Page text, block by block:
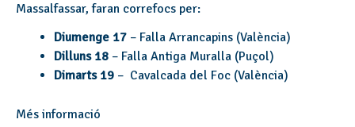
Massalfassar, faran correfocs per:
Diumenge 17 – Falla Arrancapins (València)
Dilluns 18 – Falla Antiga Muralla (Puçol)
Dimarts 19 – Cavalcada del Foc (València)
Més informació